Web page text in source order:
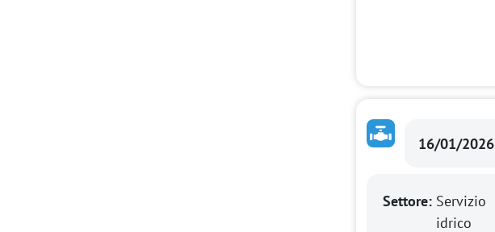
16/01/2026
Settore: Servizio
idrico